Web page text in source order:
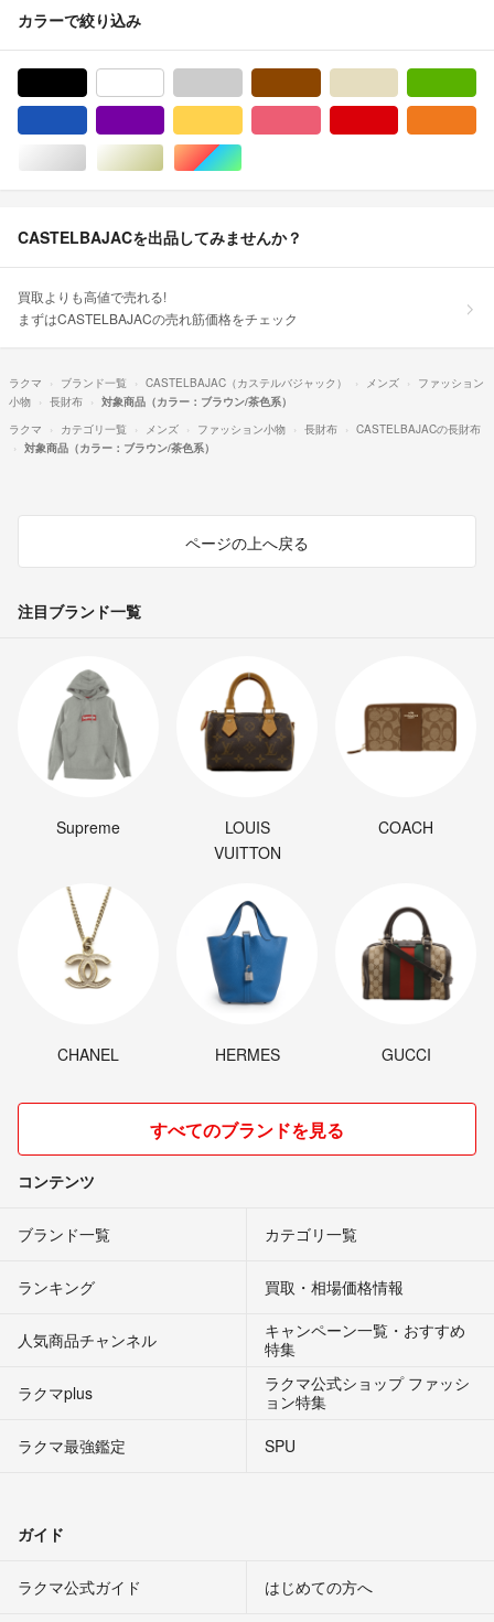
カラーで絞り込み
シルバー/銀色系ゴールド/金色系マルチカラー
CASTELBAJACを出品してみませんか？
買取よりも高値で売れる!
まずはCASTELBAJACの売れ筋価格をチェック
ラクマ ブランド一覧 CASTELBAJAC（カステルバジャック） メンズ
ファッション
小物
長財布
対象商品（カラー：ブラウン/茶色系）
ラクマ
カテゴリ一覧 メンズ ファッション小物 長財布
CASTELBAJACの長財布
対象商品（カラー：ブラウン/茶色系）
ページの上へ戻る
注目ブランド一覧
Supreme
LOUIS
VUITTON
COACH
CHANEL HERMES GUCCI
すべてのブランドを見る
コンテンツ
ブランド一覧 カテゴリ一覧
ランキング 買取・相場価格情報
人気商品チャンネル
キャンペーン一覧・おすすめ
特集
ラクマplus
ラクマ公式ショップ ファッシ
ョン特集
ラクマ最強鑑定
SPU
ガイド
ラクマ公式ガイド はじめての方へ